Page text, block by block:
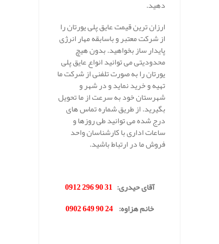
دهید.
ارزان ترین قیمت عایق پلی یورتان را
از شرکت معتبر و باسابقه مهار انرژی
پایدار ساز بخواهید. بدون هیچ
محدودیتی می توانید انواع عایق پلی
یورتان را به صورت تلفنی از شرکت ما
تهیه و خرید نماید و در شهر و
شهرستان خود به سرعت از ما تحویل
بگیرید. از طریق شماره تماس های
درج شده می توانید طی روزها و
ساعات اداری با کارشناسان واحد
فروش ما در ارتباط باشید.
آقای حیدری:
31 90 296 0912
خانم هزاوه:
24 90 649 0902